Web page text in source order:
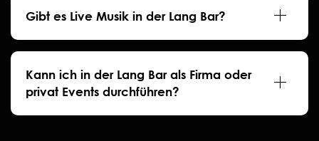
Gibt es Live Musik in der Lang Bar?
Kann ich in der Lang Bar als Firma oder
privat Events durchführen?